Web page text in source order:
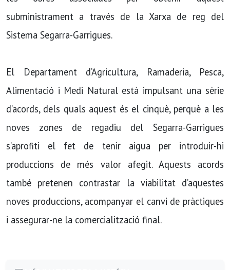
subministrament a través de la Xarxa de reg del
Sistema Segarra-Garrigues.
El Departament d’Agricultura, Ramaderia, Pesca,
Alimentació i Medi Natural està impulsant una sèrie
d’acords, dels quals aquest és el cinquè, perquè a les
noves zones de regadiu del Segarra-Garrigues
s’aprofiti el fet de tenir aigua per introduir-hi
produccions de més valor afegit. Aquests acords
també pretenen contrastar la viabilitat d’aquestes
noves produccions, acompanyar el canvi de pràctiques
i assegurar-ne la comercialització final.